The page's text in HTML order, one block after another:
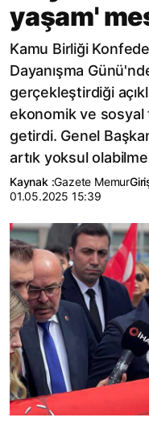
yaşam'
Kamu Birliği
Dayanışma
gerçekleştirdiği
ekonomik ve sosyal
getirdi. Genel
artık yoksul
Kaynak :Gazete Memur
01.05.2025 15:39